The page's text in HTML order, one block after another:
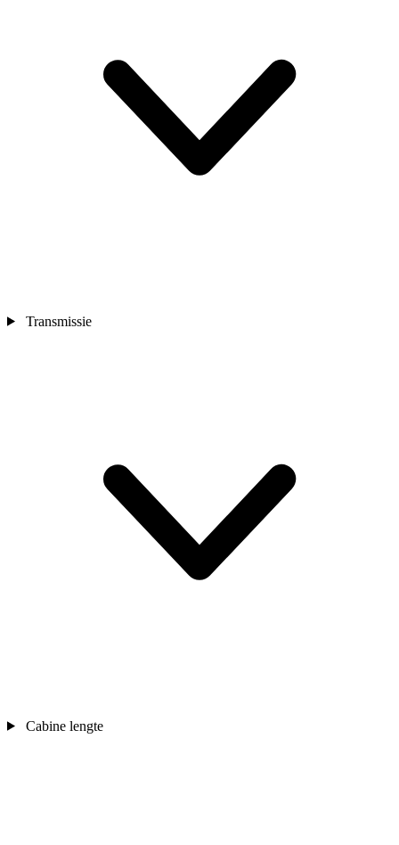
Transmissie
Cabine lengte